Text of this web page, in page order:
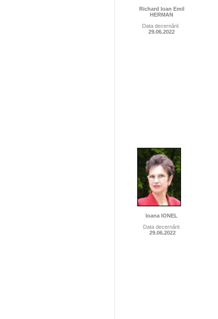
Richard Ioan Emil
HERMAN
Data decernării:
29.06.2022
Ioana IONEL
Data decernării:
29.06.2022